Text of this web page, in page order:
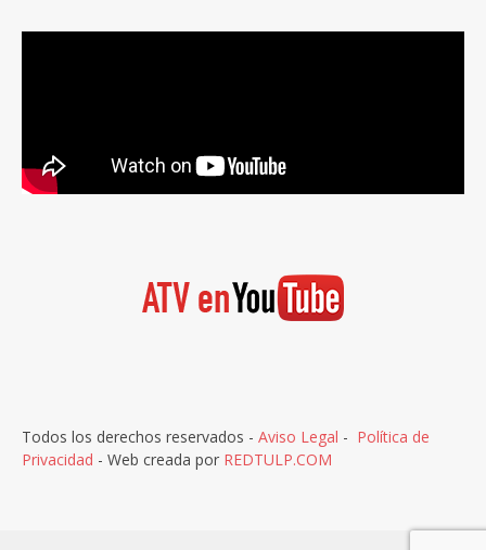
Todos los derechos reservados - Aviso Legal - Política de
Privacidad - Web creada por REDTULP.COM